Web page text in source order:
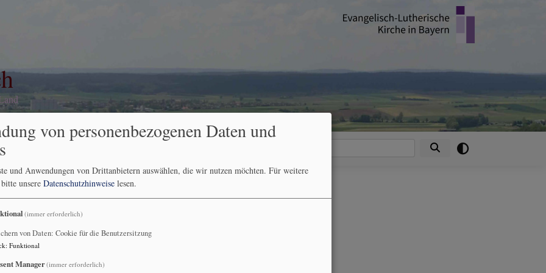
Exaudi 24. Mai
von personenbezogenen Daten und
und Anwendungen von Drittanbietern auswählen, die wir nutzen möchten. Für weitere
unsere Datenschutzhinweise lesen.
(immer erforderlich)
von Daten: Cookie für die Benutzersitzung
: Funktional
Manager(immer erforderlich)